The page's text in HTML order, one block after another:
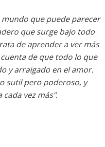
mundo que puede parecer
que surge bajo todo
de aprender a ver más
de que todo lo que
y arraigado en el amor.
sutil pero poderoso, y
vez más".